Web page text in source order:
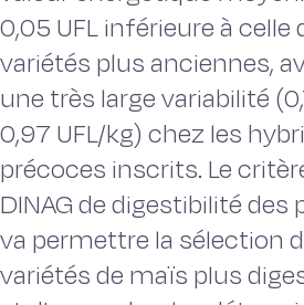
0,05 UFL inférieure à celle
variétés plus anciennes,
une très large variabilité
0,97 UFL/kg) chez les
précoces inscrits. Le
DINAG de digestibilité des
va permettre la sélection
variétés de maïs plus